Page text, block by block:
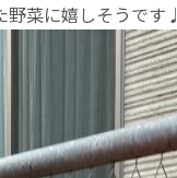
野菜に嬉しそうです♩